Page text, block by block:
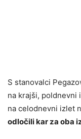
S stanovalci
na krajši, poldnevni
na celodnevni izlet
odločili kar za oba